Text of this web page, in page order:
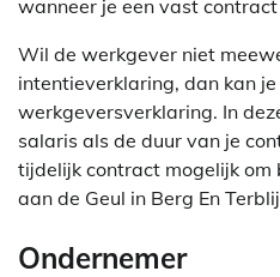
wanneer je een vast
Wil de werkgever niet
intentieverklaring, dan kan
werkgeversverklaring. In
salaris als de duur van je
tijdelijk contract mogelijk om
aan de Geul in Berg En
Ondernemer